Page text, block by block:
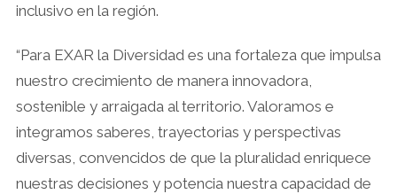
inclusivo en la región.
“Para EXAR la Diversidad es una fortaleza que impulsa
nuestro crecimiento de manera innovadora,
sostenible y arraigada al territorio. Valoramos e
integramos saberes, trayectorias y perspectivas
diversas, convencidos de que la pluralidad enriquece
nuestras decisiones y potencia nuestra capacidad de